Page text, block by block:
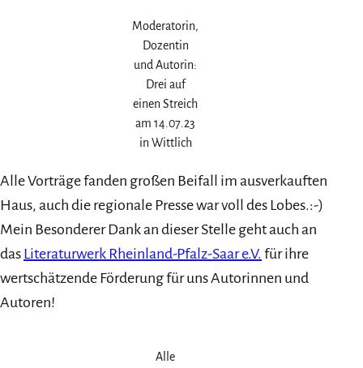
Moderatorin,
Dozentin
und Autorin:
Drei auf
einen Streich
am 14.07.23
in Wittlich
Alle Vorträge fanden großen Beifall im ausverkauften
Haus, auch die regionale Presse war voll des Lobes.:-)
Mein Besonderer Dank an dieser Stelle geht auch an
das Literaturwerk Rheinland-Pfalz-Saar e.V. für ihre
wertschätzende Förderung für uns Autorinnen und
Autoren!
Alle